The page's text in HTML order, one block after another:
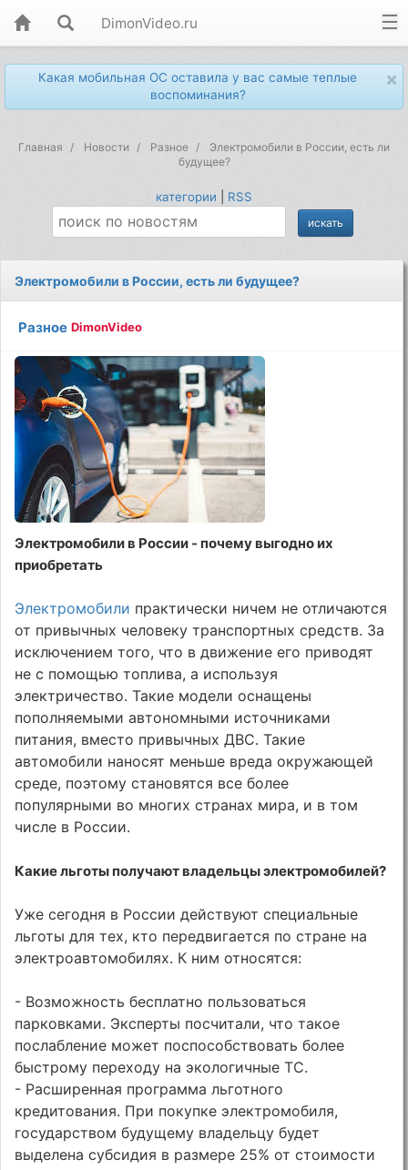
DimonVideo.ru
×
Какая мобильная ОС оставила у вас самые теплые
воспоминания?
Главная Новости Разное
Электромобили в России, есть ли
будущее?
категории RSS
Электромобили в России, есть ли будущее?
Разное DimonVideo
Электромобили в России - почему выгодно их
приобретать
Электромобили практически ничем не отличаются
от привычных человеку транспортных средств. За
исключением того, что в движение его приводят
не с помощью топлива, а используя
электричество. Такие модели оснащены
пополняемыми автономными источниками
питания, вместо привычных ДВС. Такие
автомобили наносят меньше вреда окружающей
среде, поэтому становятся все более
популярными во многих странах мира, и в том
числе в России.
Какие льготы получают владельцы электромобилей?
Уже сегодня в России действуют специальные
льготы для тех, кто передвигается по стране на
электроавтомобилях. К ним относятся:
- Возможность бесплатно пользоваться
парковками. Эксперты посчитали, что такое
послабление может поспособствовать более
быстрому переходу на экологичные ТС.
- Расширенная программа льготного
кредитования. При покупке электромобиля,
государством будущему владельцу будет
выделена субсидия в размере 25% от стоимости